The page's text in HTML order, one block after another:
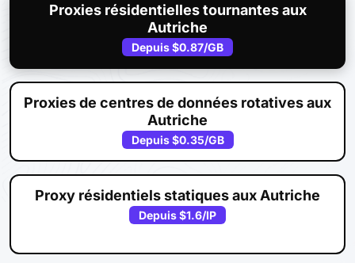
Proxies résidentielles tournantes aux
Autriche
Depuis$0.87/GB
Proxies de centres de données rotatives aux
Autriche
Depuis$0.35/GB
Proxy résidentiels statiques aux Autriche
Depuis$1.6/IP